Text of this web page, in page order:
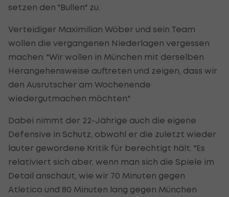
setzen den "Bullen" zu.
Verteidiger Maximilian Wöber und sein Team
wollen die vergangenen Niederlagen vergessen
machen: "Wir wollen in München mit derselben
Herangehensweise auftreten und zeigen, dass wir
den Ausrutscher am Wochenende
wiedergutmachen möchten."
Dabei nimmt der 22-Jährige auch die eigene
Defensive in Schutz, obwohl er die zuletzt wieder
lauter gewordene Kritik für berechtigt hält. "Es
relativiert sich aber, wenn man sich die Spiele im
Detail anschaut, wie wir 70 Minuten gegen
Atletico und 80 Minuten lang gegen München